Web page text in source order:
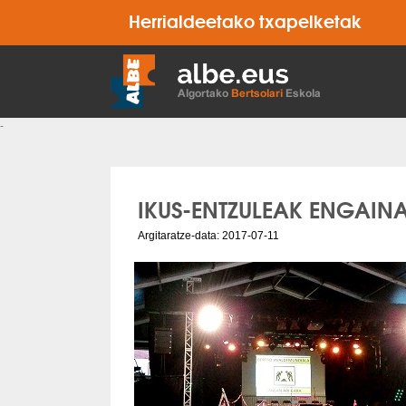
Herrialdeetako txapelketak
-
IKUS-ENTZULEAK
Argitaratze-data: 2017-07-11